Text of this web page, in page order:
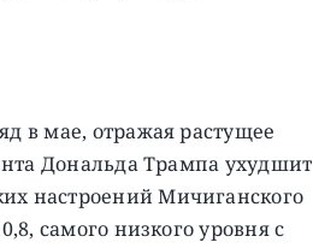
в мае, отражая растущее
Дональда Трампа ухудшит
настроений Мичиганского
самого низкого уровня с